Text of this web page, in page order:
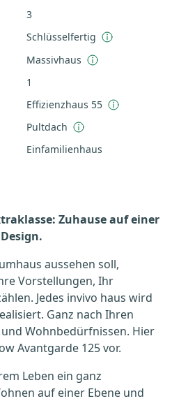
3
Schlüsselfertig
Massivhaus
1
Effizienzhaus 55
Pultdach
Einfamilienhaus
Zuhause auf einer
aussehen soll,
Vorstellungen, Ihr
Jedes invivo haus wird
Ganz nach Ihren
Wohnbedürfnissen. Hier
Avantgarde 125 vor.
Leben ein ganz
auf einer Ebene und